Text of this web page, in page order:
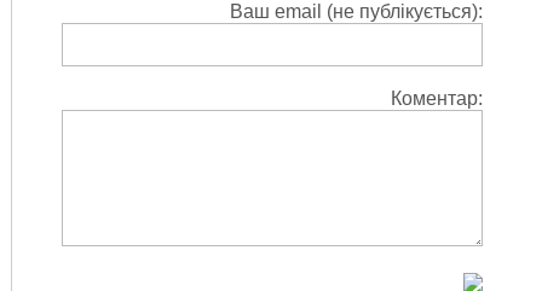
Ваш email (не публікується):
Коментар: